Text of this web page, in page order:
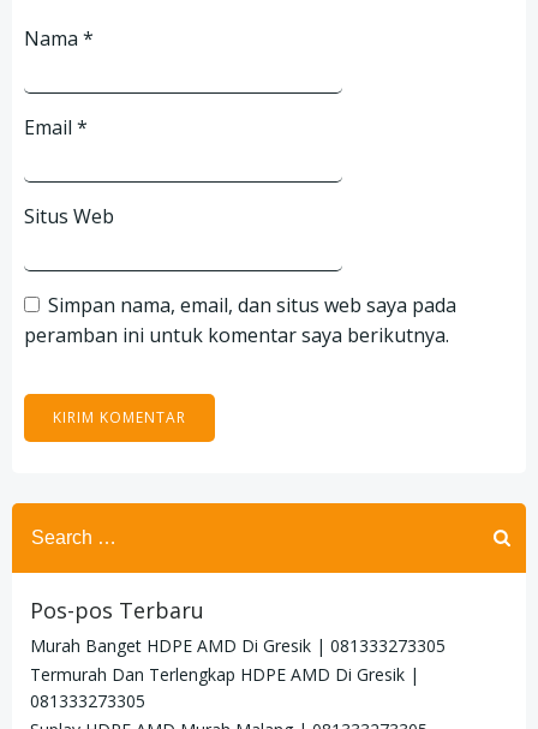
Nama *
Email *
Situs Web
Simpan nama, email, dan situs web saya pada
peramban ini untuk komentar saya berikutnya.
Search
for:
Pos-pos Terbaru
Murah Banget HDPE AMD Di Gresik | 081333273305
Termurah Dan Terlengkap HDPE AMD Di Gresik |
081333273305